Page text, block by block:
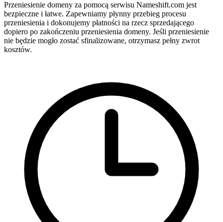
Przeniesienie domeny za pomocą serwisu Nameshift.com jest
bezpieczne i łatwe. Zapewniamy płynny przebieg procesu
przeniesienia i dokonujemy płatności na rzecz sprzedającego
dopiero po zakończeniu przeniesienia domeny. Jeśli przeniesienie
nie będzie mogło zostać sfinalizowane, otrzymasz pełny zwrot
kosztów.